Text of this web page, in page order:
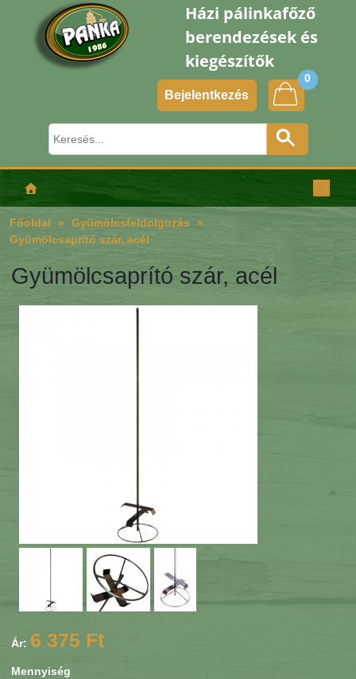
Házi pálinkafőző
berendezések és
kiegészítők
Bejelentkezés
0
Főoldal
Gyümölcsfeldolgozás
Gyümölcsaprító szár, acél
Gyümölcsaprító szár, acél
Ár: 6 375 Ft
Mennyiség